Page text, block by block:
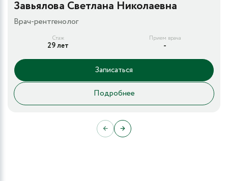
Завьялова Светлана Николаевна
Врач-рентгенолог
Стаж
29 лет
Прием врача
-
Записаться
Подробнее
← →